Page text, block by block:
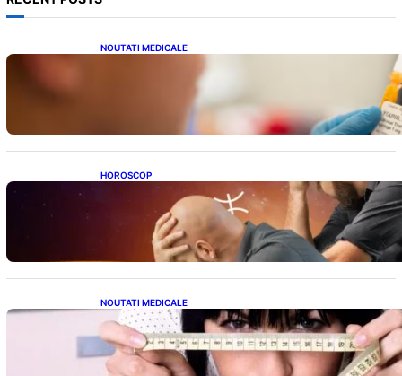
NOUTATI MEDICALE
Revoluția Vaccinurilor: Primul Vaccin
Experimental Împotriva Cancerului de Colon
în Studiu Uman
HOROSCOP
Mituri și Realități: Ce Spun Astrologii Despre
Sufletele Bătrâne și Lunile de Naștere
NOUTATI MEDICALE
Inovație Revoluționară în Tratamentul
Obezității: Gastroplastie Endoscopică fără
Bisturiu